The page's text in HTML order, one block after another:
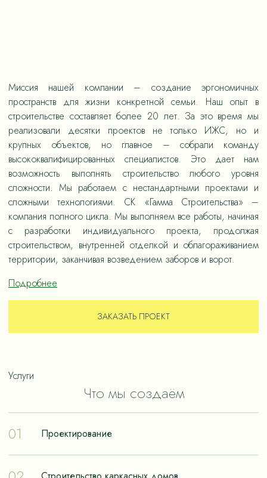
Миссия нашей компании – создание эргономичных
пространств для жизни конкретной семьи. Наш опыт в
строительстве составляет более 20 лет. За это время мы
реализовали десятки проектов не только ИЖС, но и
крупных объектов, но главное – собрали команду
высококвалифицированных специалистов. Это дает нам
возможность выполнять строительство любого уровня
сложности. Мы работаем с нестандартными проектами и
сложными технологиями. СК «Гамма Строительства» –
компания полного цикла. Мы выполняем все работы, начиная
с разработки индивидуального проекта, продолжая
строительством, внутренней отделкой и облагораживанием
территории, заканчивая возведением заборов и ворот.
Подробнее
ЗАКАЗАТЬ ПРОЕКТ
Услуги
Что мы создаём
01
Проектирование